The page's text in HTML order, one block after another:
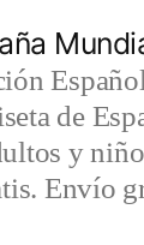
de
y
Envío